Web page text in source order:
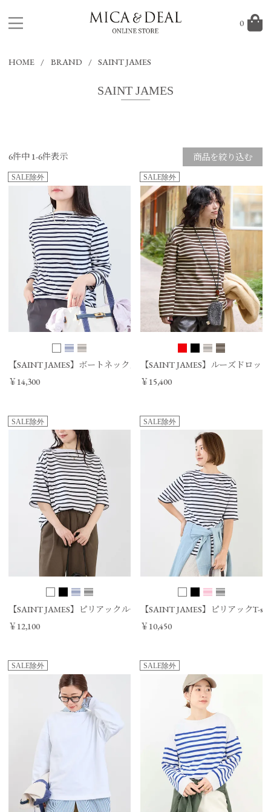
0
HOME BRAND SAINT JAMES
SAINT JAMES
6件中 1-6件表示 商品を絞り込む
SALE除外
【SAINT JAMES】ボートネックカットソー OUESSANT
￥14,300
SALE除外
【SAINT JAMES】ルーズドロッ
￥15,400
SALE除外
【SAINT JAMES】ピリアックルーズボーダーT-shirt/0325109023
￥12,100
SALE除外
【SAINT JAMES】ピリアックT-
￥10,450
SALE除外 SALE除外